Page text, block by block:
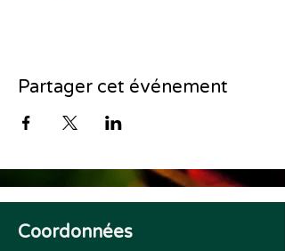
Partager cet événement
Coordonnées